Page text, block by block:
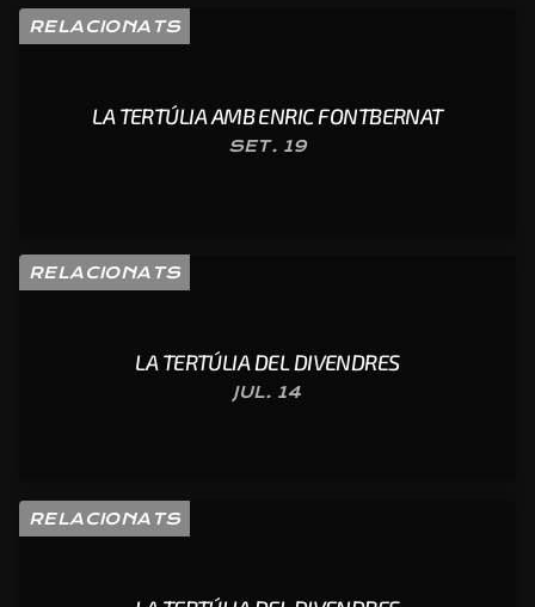
RELACIONATS
LA TERTÚLIA AMB ENRIC FONTBERNAT
SET. 19
RELACIONATS
LA TERTÚLIA DEL DIVENDRES
JUL. 14
RELACIONATS